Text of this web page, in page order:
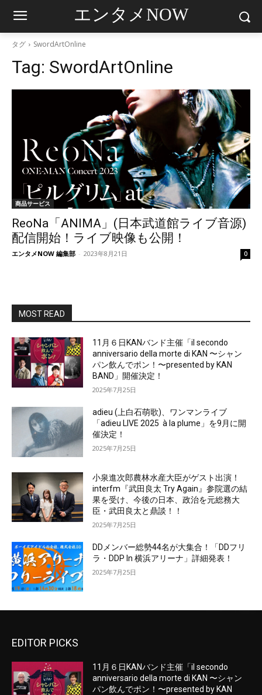
エンタメNOW
タグ SwordArtOnline
Tag: SwordArtOnline
商品サービス
ReoNa「ANIMA」(日本武道館ライブ音源)
配信開始！ライブ映像も公開！
エンタメNOW 編集部 - 2023年8月21日 0
MOST READ
11月６日KANバンド主催「il secondo
anniversario della morte di KAN 〜シャン
パン飲んでポン！〜presented by KAN
BAND」開催決定！
2025年7月25日
adieu (上白石萌歌)、ワンマンライブ
「adieu LIVE 2025 à la plume」を9月に開
催決定！
2025年7月25日
小泉進次郎農林水産大臣がゲスト出演！
interfm『武田良太 Try Again』参院選の結
果を受け、今後の日本、政治を元総務大
臣・武田良太と鼎談！！
2025年7月25日
DDメンバー総勢44名が大集合！「DDフリ
ラ・DDP In 横浜アリーナ」詳細発表！
2025年7月25日
EDITOR PICKS
11月６日KANバンド主催「il secondo
anniversario della morte di KAN 〜シャン
パン飲んでポン！〜presented by KAN